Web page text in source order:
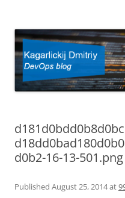
d0b2-16-13-501.png
Published August 25, 2014at